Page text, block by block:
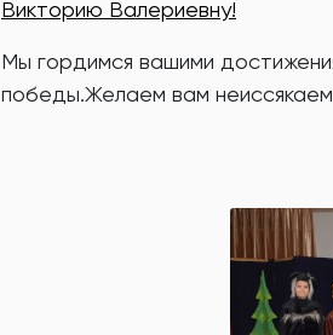
Викторию Валериевну!
Мы гордимся вашими
победы.Желаем вам